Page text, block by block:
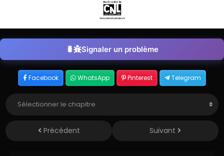
Signaler un problème
Facebook WhatsApp Pinterest Telegram
Précédent Suivant